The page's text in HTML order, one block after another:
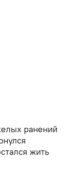
ранений
жить